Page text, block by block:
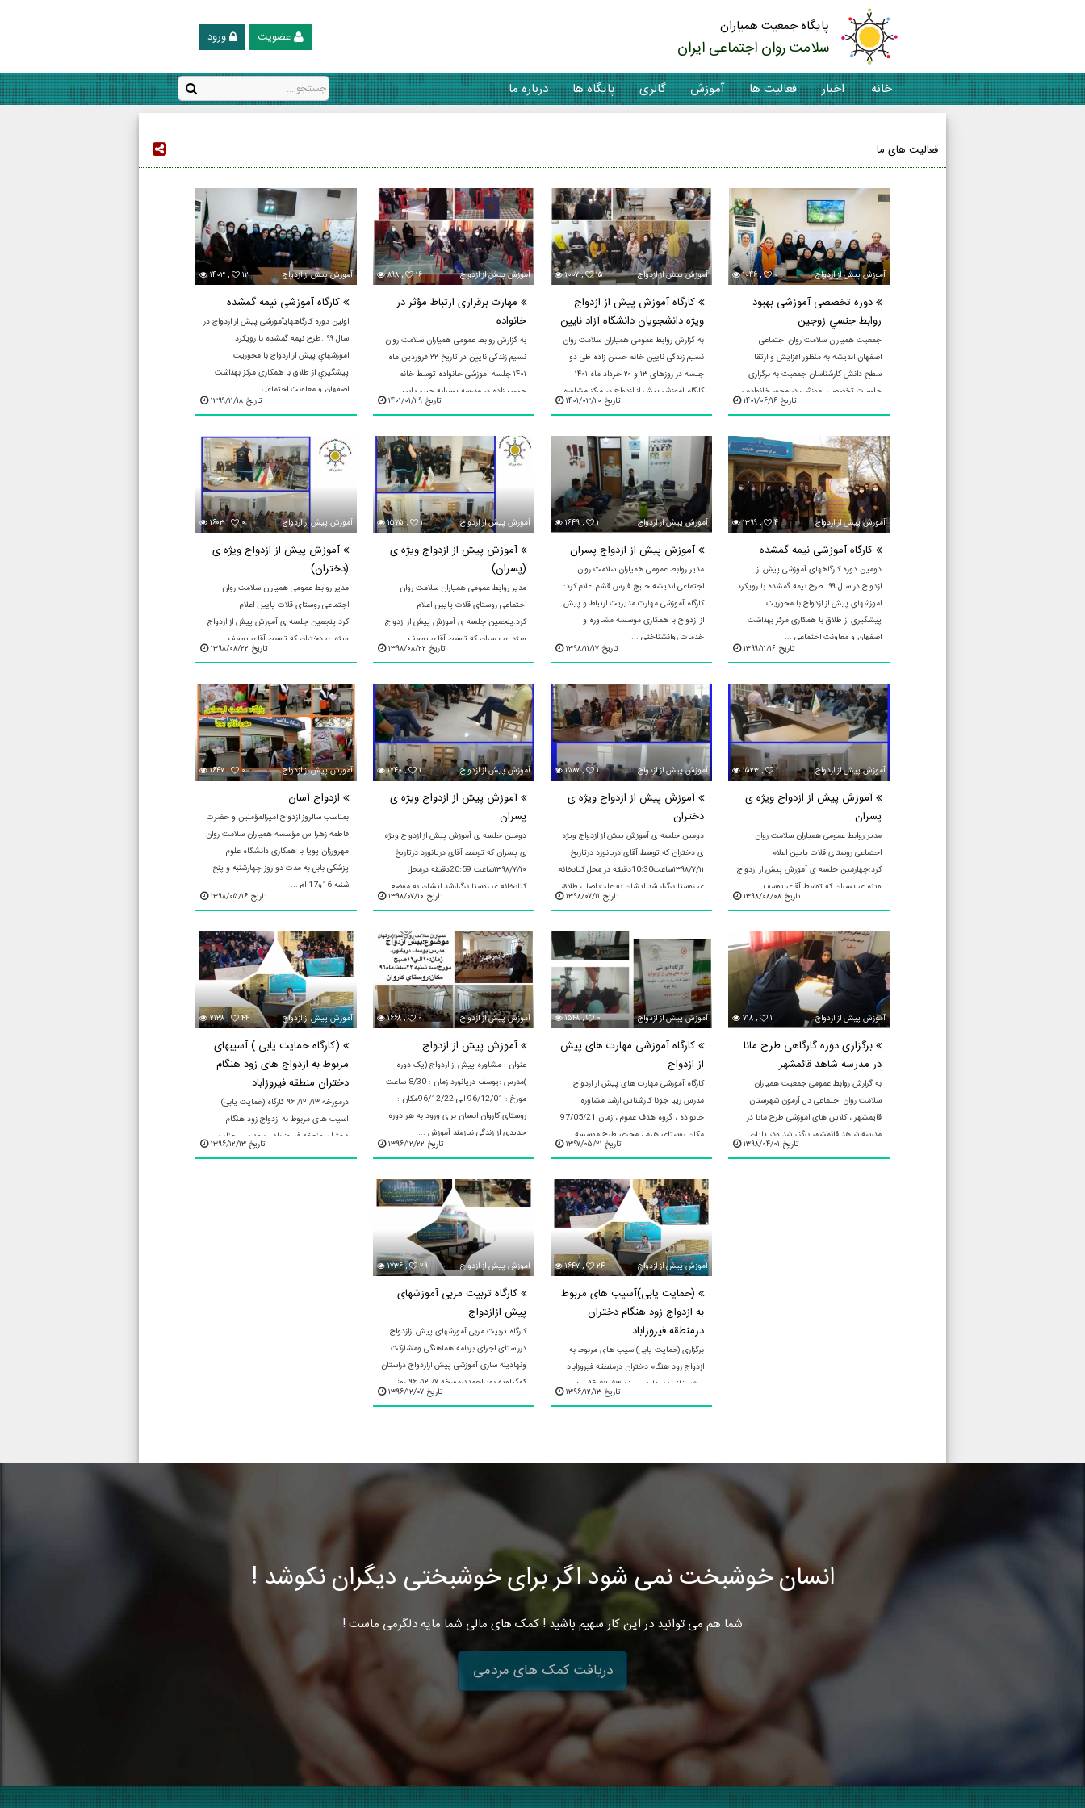
پایگاه جمعیت همیاران
سلامت روان اجتماعی ایران ورود عضویت
خانه اخبار فعالیت ها آموزش گالری پایگاه ها
درباره ما
فعالیت های ما
۱۰۴۶ , ۰ آموزش پيش از ازدواج
دوره تخصصی آموزشی بهبود
روابط جنسي زوجین
جمعیت همیاران سلامت روان اجتماعی
اصفهان اندیشه به منظور افزایش و ارتقا
سطح دانش کارشناسان جمعیت به برگزاری
جلسات تخصصی آموزشی در محور خانواده ر
تاریخ ۱۴۰۱/۰۶/۱۶
۱۰۰۷ , ۱۵ آموزش پيش از ازدواج
کارگاه آموزش پیش از ازدواج
ویژه دانشجویان دانشگاه آزاد نایین
به گزارش روابط عمومی همیاران سلامت روان
نسیم زندگی نایین خانم حسن زاده طی دو
جلسه در روزهای ۱۳ و ۲۰ خرداد ماه ۱۴۰۱
کارگاه آموزش پيش از ازدواج در مرکز مشاوره
تاریخ ۱۴۰۱/۰۳/۲۰
۸۹۸ , ۱۶ آموزش پيش از ازدواج
مهارت برقراری ارتباط مؤثر در
خانواده
به گزارش روابط عمومی همیاران سلامت روان
نسیم زندگی نایین در تاریخ ۲۲ فروردين ماه
۱۴۰۱ جلسه آموزشی خانواده توسط خانم
حسن زاده در مدرسه پسرانه حبیب ابن
تاریخ ۱۴۰۱/۰۱/۲۹
۱۴۰۳ , ۱۲ آموزش پيش از ازدواج
کارگاه آموزشی نیمه گمشده
اولین دوره کارگاههایآموزشی پیش از ازدواج در
سال ۹۹ .طرح نيمه گمشده با رويكرد
اموزشهاي پيش از ازدواج با محوريت
پيشگيري از طلاق با همکاری مرکز بهداشت
اصفهان و معاونت اجتماعی ...
تاریخ ۱۳۹۹/۱۱/۱۸
۱۳۹۹ , ۴ آموزش پيش از ازدواج
کارگاه آموزشی نیمه گمشده
دومین دوره کارگاههای آموزشی پیش از
ازدواج در سال ۹۹ .طرح نيمه گمشده با رويكرد
اموزشهاي پيش از ازدواج با محوريت
پيشگيري از طلاق با همکاری مرکز بهداشت
اصفهان و معاونت اجتماعی ...
تاریخ ۱۳۹۹/۱۱/۱۶
۱۶۴۹ , ۱ آموزش پيش از ازدواج
آموزش پیش از ازدواج پسران
مدیر روابط عمومی همیاران سلامت روان
اجتماعی اندیشه خلیج فارس قشم اعلام کرد:
کارگاه آموزشی مهارت مدیریت ارتباط و پیش
از ازدواج با همکاری موسسه مشاوره و
خدمات روانشناختی ...
تاریخ ۱۳۹۸/۱۱/۱۷
۱۵۷۵ , ۱ آموزش پيش از ازدواج
آموزش پیش از ازدواج ویژه ی
(پسران)
مدیر روابط عمومی همیاران سلامت روان
اجتماعی روستای قلات پایین اعلام
کرد:پنجمین جلسه ی آموزش پیش از ازدواج
ویژه ی پسران که توسط آقای یوسف
دریانورد در تاریخ 1398/8/22ساعت19:50در
تاریخ ۱۳۹۸/۰۸/۲۲
۱۶۰۳ , ۰ آموزش پيش از ازدواج
آموزش پیش از ازدواج ویژه ی
(دختران)
مدیر روابط عمومی همیاران سلامت روان
اجتماعی روستای قلات پایین اعلام
کرد:پنجمین جلسه ی آموزش پیش از ازدواج
ویژه ی دختران که توسط آقای یوسف
دریانورد در تاریخ 1398/8/22ساعت19:00در
تاریخ ۱۳۹۸/۰۸/۲۲
۱۵۲۳ , ۱ آموزش پيش از ازدواج
آموزش پیش از ازدواج ویژه ی
پسران
مدیر روابط عمومی همیاران سلامت روان
اجتماعی روستای قلات پایین اعلام
کرد:چهارمین جلسه ی آموزش پیش از ازدواج
ویژه ی پسران که توسط آقای یوسف
تاریخ ۱۳۹۸/۰۸/۰۸
۱۵۸۷ , ۱ آموزش پيش از ازدواج
آموزش پیش از ازدواج ویژه ی
دختران
دومین جلسه ی آموزش پیش از ازدواج ویژه
ی دختران که توسط آقای دریانورد درتاریخ
۱۳۹۸/۷/۱۱ساعت10:30دقیقه در محل کتابخانه
ی روستا برگزار شد ایشان به علت اصلی طلاق
تاریخ ۱۳۹۸/۰۷/۱۱
۱۷۴۰ , ۱ آموزش پيش از ازدواج
آموزش پیش از ازدواج ویژه ی
پسران
دومین جلسه ی آموزش پیش از ازدواج ویژه
ی پسران که توسط آقای دریانورد درتاریخ
۱۳۹۸/۷/۱۰ساعت 20:59دقیقه درمحل
کتابخانه ی روستا برگزارشد ایشان به موضع
تاریخ ۱۳۹۸/۰۷/۱۰
۱۶۴۷ , ۰ آموزش پيش از ازدواج
ازدواج آسان
بمناسب سالروز ازدواج امیرالمؤمنین و حضرت
فاطمه زهرا س مؤسسه همیاران سلامت روان
مهرورزان پویا با همکاری دانشگاه علوم
پزشکی بابل به مدت دو روز چهارشنبه و پنج
شنبه 16و17 ام ...
تاریخ ۱۳۹۸/۰۵/۱۶
۷۱۸ , ۱ آموزش پيش از ازدواج
برگزاری دوره گارگاهی طرح مانا
در مدرسه شاهد قائمشهر
به گزارش روابط عمومی جمعیت همیاران
سلامت روان اجتماعی دل آرمون شهرستان
قایمشهر ، کلاس های اموزشی طرح مانا در
مدرسه شاهد قائمشهر برگزار شد ودر پایان
تاریخ ۱۳۹۸/۰۴/۰۱
۱۵۴۸ , ۰ آموزش پيش از ازدواج
کارگاه آموزشی مهارت های پیش
از ازدواج
کارگاه آموزشی مهارت های پیش از ازدواج
مدرس زیبا جونا کارشناس ارشد مشاوره
خانواده ، گروه هدف عموم ، زمان 97/05/21
مکان روستای هرم ، مجری طرح موسسه
همیار سلامت روان ندای زندگی ...
تاریخ ۱۳۹۷/۰۵/۲۱
۱۶۶۸ , ۰ آموزش پيش از ازدواج
آموزش پیش از ازدواج
عنوان : مشاوره پیش از ازدواج (یک دوره
)مدرس :یوسف دریانورد زمان : 8/30 ساعت
مورخ : 96/12/01 الی 96/12/22مکان :
روستای کاروان انسان برای ورود به هر دوره
جدیدی از زندگی نیازمند آموزش ...
تاریخ ۱۳۹۶/۱۲/۲۲
۲۱۳۸ , ۴۴ آموزش پيش از ازدواج
(کارگاه حمایت یابی ) آسیبهای
مربوط به ازدواج های زود هنگام
دختران منطقه فیروزاباد
درمورخه ۱۳/ ۱۲/ ۹۶ کارگاه (حمایت یابی)
آسیب های مربوط به ازدواج زود هنگام
دختران منطقه فیروزآباد ، بامدرسی جناب
اقای حسینی باحضور ۵۰دانش آموز مقطع
تاریخ ۱۳۹۶/۱۲/۱۳
۱۶۴۷ , ۲۴ آموزش پيش از ازدواج
(حمایت یابی)آسیب های مربوط
به ازدواج زود هنگام دختران
درمنطقه فیروزاباد
برگزاری (حمایت یابی)آسیب های مربوط به
ازدواج زود هنگام دختران درمنطقه فیروزاباد
ویژه خانواده ها درمورخه ۱۳/ ۱۲/ ۹۶ روز
یکشنبه درمسجد الزهراء روستای
تاریخ ۱۳۹۶/۱۲/۱۳
۱۷۳۶ , ۲۹ آموزش پيش از ازدواج
کارگاه تربیت مربی آموزشهای
پیش ازازدواج
کارگاه تربیت مربی آموزشهای پیش ازازدواج
درراستای اجرای برنامه هماهنگی ومشارکت
ونهادینه سازی آموزشی پیش ازازدواج دراستان
کهگیلویه بویراحمددرمورخه ۷/ ۱۲/ ۹۶ روز
تاریخ ۱۳۹۶/۱۲/۰۷
انسان خوشبخت نمی شود اگر برای خوشبختی دیگران نکوشد !
شما هم می توانید در این کار سهیم باشید ! کمک های مالی شما مایه دلگرمی ماست !
دریافت کمک های مردمی